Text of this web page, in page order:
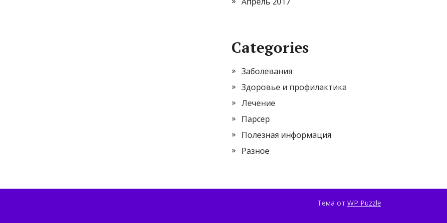
Categories
Заболевания
Здоровье и профилактика
Лечение
Парсер
Полезная информация
Разное
Тема от WP Puzzle